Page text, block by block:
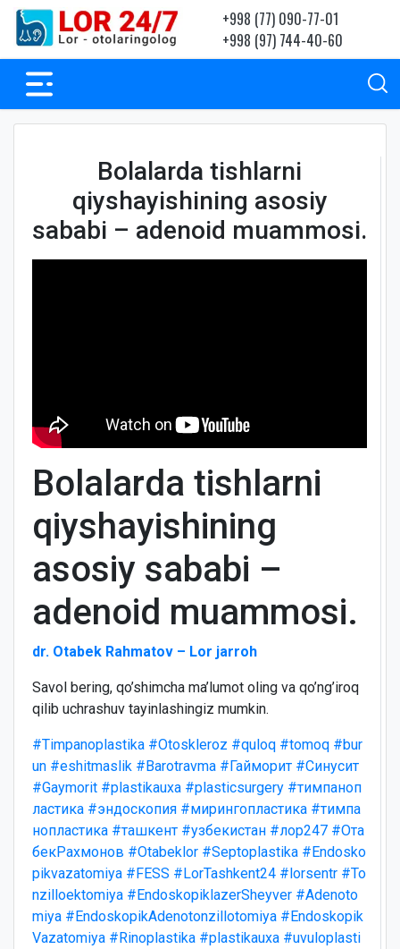
+998 (77) 090-77-01
+998 (97) 744-40-60
Bolalarda tishlarni
qiyshayishining asosiy
sababi – adenoid muammosi.
Bolalarda tishlarni
qiyshayishining
asosiy sababi –
adenoid muammosi.
dr. Otabek Rahmatov – Lor jarroh
Savol bering, qo’shimcha ma’lumot oling va qo’ng’iroq
qilib uchrashuv tayinlashingiz mumkin.
#Timpanoplastika #Otoskleroz #quloq #tomoq #bur
un #eshitmaslik #Barotravma #Гайморит #Синусит
#Gaymorit #plastikauxa #plasticsurgery #тимпаноп
ластика #эндоскопия #мирингопластика #тимпа
нопластика #ташкент #узбекистан #лор247 #Ота
бекРахмонов #Otabeklor #Septoplastika #Endosko
pikvazatomiya #FESS #LorTashkent24 #lorsentr #To
nzilloektomiya #EndoskopiklazerSheyver #Adenoto
miya #EndoskopikAdenotonzillotomiya #Endoskopik
Vazatomiya #Rinoplastika #plastikauxa #uvuloplasti